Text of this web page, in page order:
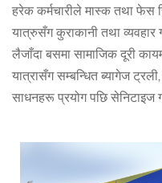
हरेक कर्मचारीले मास्क तथा फेस
यात्रुसँग कुराकानी तथा व्यवहार
लैजाँदा बसमा सामाजिक दूरी
यात्रासँग सम्बन्धित ब्यागेज
साधनहरू प्रयोग पछि सेनिटाइज